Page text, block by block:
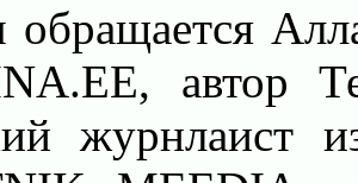
автор
журнлаист